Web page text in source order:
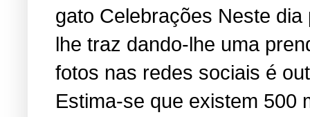
gato Celebrações Neste
lhe traz dando-lhe uma
fotos nas redes sociais é
Estima-se que existem 500